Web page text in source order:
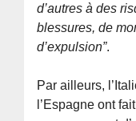
d’autres à des
blessures, de
d’expulsion”.
Par ailleurs,
l’Espagne ont